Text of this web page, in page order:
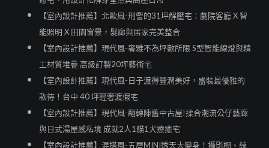
【室內設計推薦】北歐風-刑警的31坪解壓宅：劇院客廳 X 智
能照明 X 田園窗景，髮廊與居家完美整合
【室內設計推薦】現代風-奢雅不為坪數所限 S型智能線燈與精
工材質堆疊 高級訂製20坪藝術宅
【室內設計推薦】現代風-日子渡得豐潤美好，盛裝最優雅的
款待！台中 40 坪輕奢渡假宅
【室內設計推薦】現代風-翻轉陳舊中古屋!揉合潮流公仔藝廊
與日式湯屋感私境 成就2人1貓1犬療癒宅
【室內設計推薦】混搭風-五層MINI透天大變身！攝影棚、練